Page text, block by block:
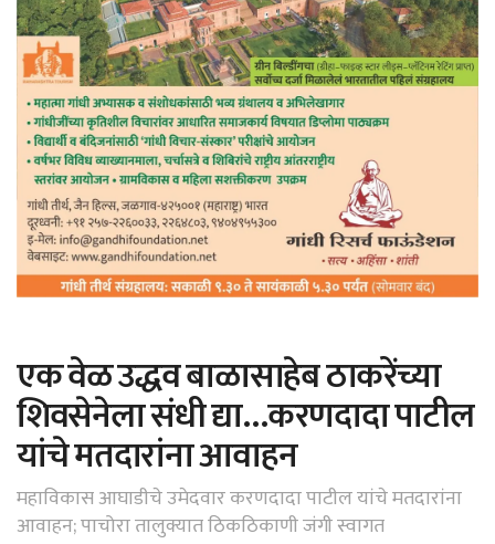
एक वेळ उद्धव बाळासाहेब ठाकरेंच्या
शिवसेनेला संधी द्या…करणदादा पाटील
यांचे मतदारांना आवाहन
महाविकास आघाडीचे उमेदवार करणदादा पाटील यांचे मतदारांना
आवाहन; पाचोरा तालुक्यात ठिकठिकाणी जंगी स्वागत